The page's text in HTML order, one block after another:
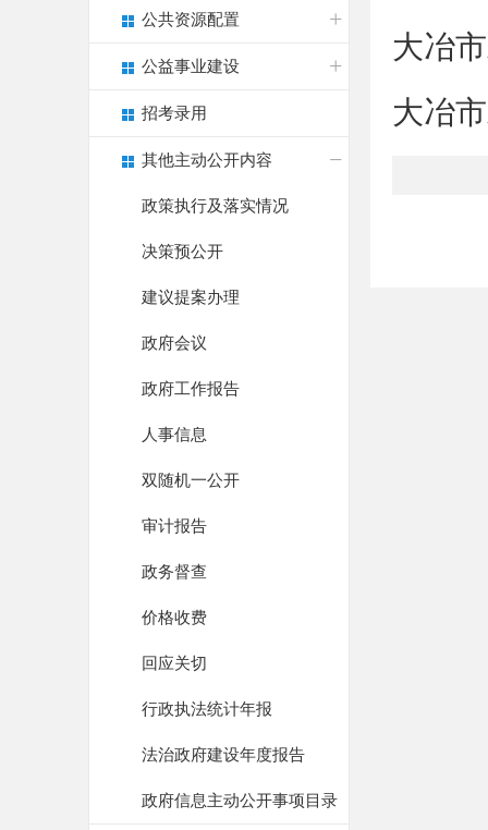
公共资源配置
公益事业建设
招考录用
其他主动公开内容
政策执行及落实情况
决策预公开
建议提案办理
政府会议
政府工作报告
人事信息
双随机一公开
审计报告
政务督查
价格收费
回应关切
行政执法统计年报
法治政府建设年度报告
政府信息主动公开事项目录
大冶
大冶